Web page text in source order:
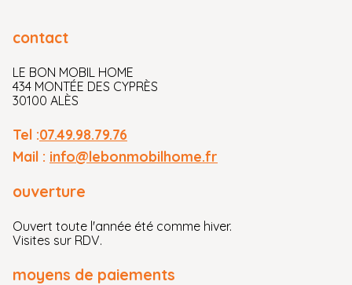
contact
LE BON MOBIL HOME
434 MONTÉE DES CYPRÈS
30100 ALÈS
Tel :07.49.98.79.76
Mail : info@lebonmobilhome.fr
ouverture
Ouvert toute l'année été comme hiver.
Visites sur RDV.
moyens de paiements